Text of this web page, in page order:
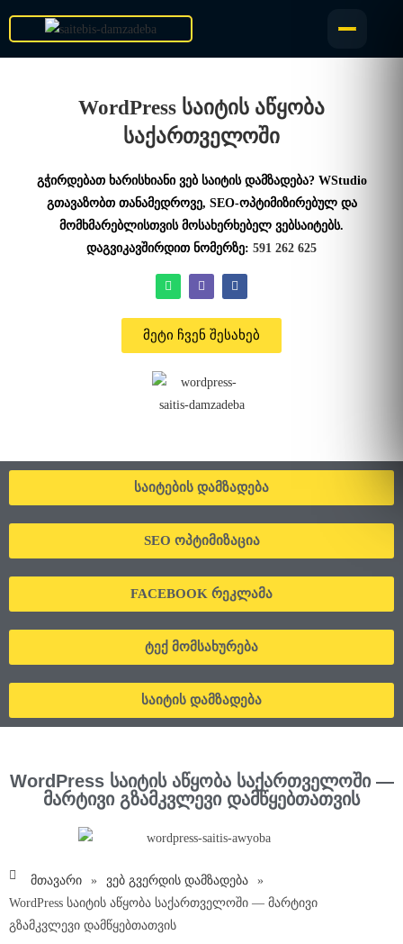
WordPress საიტის აწყობა
საქართველოში
გჭირდებათ ხარისხიანი ვებ საიტის დამზადება? WStudio
გთავაზობთ თანამედროვე, SEO-ოპტიმიზირებულ და
მომხმარებლისთვის მოსახერხებელ ვებსაიტებს.
დაგვიკავშირდით ნომერზე: 591 262 625
მეტი ჩვენ შესახებ
საიტების დამზადება
SEO ოპტიმიზაცია
FACEBOOK რეკლამა
ტექ მომსახურება
საიტის დამზადება
WordPress საიტის აწყობა საქართველოში —
მარტივი გზამკვლევი დამწყებთათვის
მთავარი » ვებ გვერდის დამზადება
»
WordPress საიტის აწყობა საქართველოში — მარტივი
გზამკვლევი დამწყებთათვის